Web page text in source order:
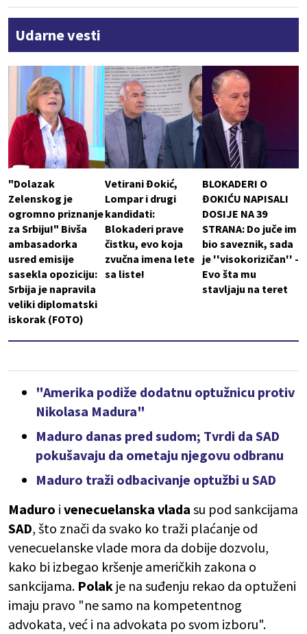
Udarne vesti
"Dolazak
Zelenskog je
ogromno priznanje
za Srbiju!" Bivša
ambasadorka
usred emisije
sasekla opoziciju:
Srbija je napravila
veliki diplomatski
iskorak (FOTO)
Vetirani Đokić,
Lompar i drugi
kandidati:
Blokaderi prave
čistku, evo koja
zvučna imena lete
sa liste!
BLOKADERI O
ĐOKIĆU NAPISALI
DOSIJE NA 39
STRANA: Do juče im
bio saveznik, sada
je ''visokorizičan'' -
Evo šta mu
stavljaju na teret
"Amerika podiže dodatnu optužnicu protiv
Nikolasa Madura"
Maduro danas pred sudom; Tvrdi da SAD
pokušavaju da ometaju njegovu odbranu
Maduro traži odbacivanje optužbi u SAD
Maduro i venecuelanska vlada su pod sankcijama
SAD, što znači da svako ko traži plaćanje od
venecuelanske vlade mora da dobije dozvolu,
kako bi izbegao kršenje američkih zakona o
sankcijama. Polak je na suđenju rekao da optuženi
imaju pravo "ne samo na kompetentnog
advokata, već i na advokata po svom izboru".